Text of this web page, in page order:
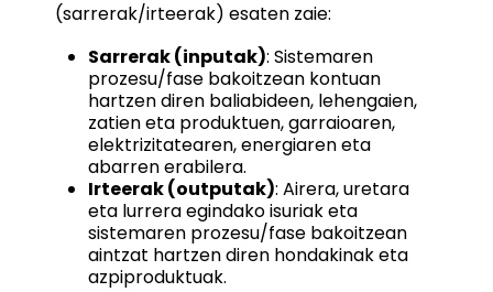
(sarrerak/irteerak) esaten zaie:
Sarrerak (inputak): Sistemaren
prozesu/fase bakoitzean kontuan
hartzen diren baliabideen, lehengaien,
zatien eta produktuen, garraioaren,
elektrizitatearen, energiaren eta
abarren erabilera.
Irteerak (outputak): Airera, uretara
eta lurrera egindako isuriak eta
sistemaren prozesu/fase bakoitzean
aintzat hartzen diren hondakinak eta
azpiproduktuak.